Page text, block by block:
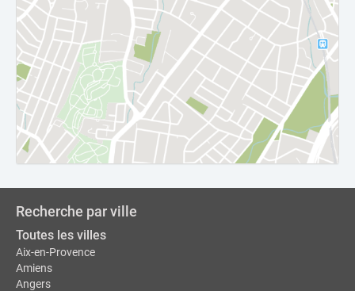
Recherche par ville
Toutes les villes
Aix-en-Provence
Amiens
Angers